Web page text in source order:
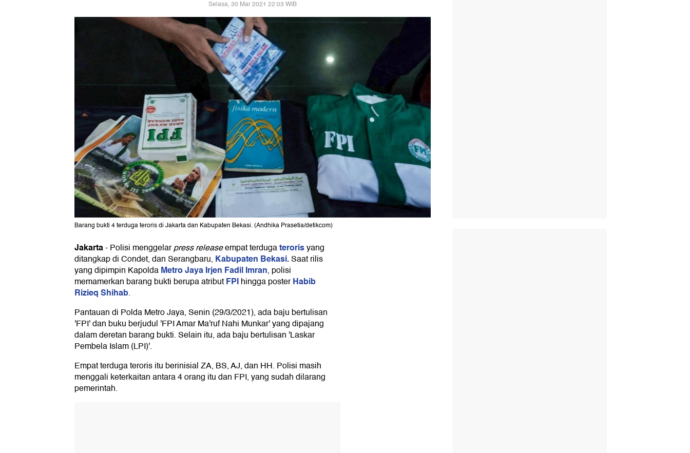
Selasa, 30 Mar 2021 22:03 WIB
Barang bukti 4 terduga teroris di Jakarta dan Kabupaten Bekasi. (Andhika Prasetia/detikcom)
Jakarta-Polisi menggelarpress releaseempat terdugaterorisyang
ditangkap di Condet, dan Serangbaru, Kabupaten Bekasi.Saat rilis
yang dipimpin KapoldaMetro JayaIrjen Fadil Imran, polisi
memamerkan barang bukti berupa atributFPIhingga posterHabib
Rizieq Shihab.
Pantauan di Polda Metro Jaya, Senin (29/3/2021), ada baju bertulisan
'FPI' dan buku berjudul 'FPI Amar Ma'ruf Nahi Munkar' yang dipajang
dalam deretan barang bukti. Selain itu, ada baju bertulisan 'Laskar
Pembela Islam (LPI)'.
Empat terduga teroris itu berinisial ZA, BS, AJ, dan HH. Polisi masih
menggali keterkaitan antara 4 orang itu dan FPI, yang sudah dilarang
pemerintah.